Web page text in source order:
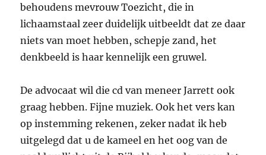
behoudens mevrouw Toezicht, die in
lichaamstaal zeer duidelijk uitbeeldt dat ze daar
niets van moet hebben, schepje zand, het
denkbeeld is haar kennelijk een gruwel.
De advocaat wil die cd van meneer Jarrett ook
graag hebben. Fijne muziek. Ook het vers kan
op instemming rekenen, zeker nadat ik heb
uitgelegd dat u de kameel en het oog van de